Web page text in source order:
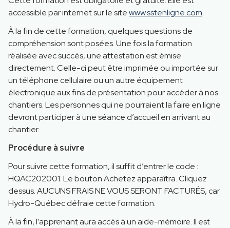
accessible par internet sur le sitewww.sstenligne.com.
À la fin de cette formation, quelques questions de
compréhension sont posées. Une fois la formation
réalisée avec succès, une attestation est émise
directement. Celle-ci peut être imprimée ou importée sur
un téléphone cellulaire ou un autre équipement
électronique aux fins de présentation pour accéder à nos
chantiers. Les personnes qui ne pourraient la faire en ligne
devront participer à une séance d’accueil en arrivant au
chantier.
Procédure à suivre
Pour suivre cette formation, il suffit d’entrer le code :
HQAC202001. Le bouton Achetez apparaîtra. Cliquez
dessus. AUCUNS FRAIS NE VOUS SERONT FACTURÉS, car
Hydro-Québec défraie cette formation.
À la fin, l’apprenant aura accès à un aide-mémoire. Il est